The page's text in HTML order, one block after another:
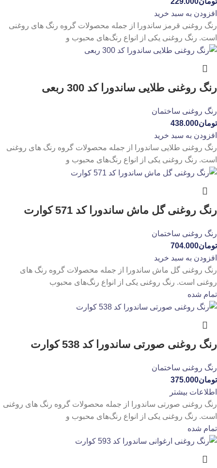
افزودن به سبد خرید
رنگ روغنی قرمز ساندورا از جمله محصولات گروه رنگ های روغنی
است. رنگ روغنی یکی از انواع رنگ‌های محبوب و
رنگ روغنی طلایی ساندورا کد 300 ربعی
رنگ روغنی ساختمان
تومان438.000
افزودن به سبد خرید
رنگ روغنی طلایی ساندورا از جمله محصولات گروه رنگ های روغنی
است. رنگ روغنی یکی از انواع رنگ‌های محبوب و
رنگ روغنی گل ماش ساندورا کد 571 کوارت
رنگ روغنی ساختمان
تومان704.000
افزودن به سبد خرید
رنگ روغنی گل ماش ساندورا از جمله محصولات گروه رنگ های
روغنی است. رنگ روغنی یکی از انواع رنگ‌های محبوب
تمام شده
رنگ روغنی صورتی ساندورا کد 538 کوارت
رنگ روغنی ساختمان
تومان375.000
اطلاعات بیشتر
رنگ روغنی صورتی ساندورا از جمله محصولات گروه رنگ های روغنی
است. رنگ روغنی یکی از انواع رنگ‌های محبوب و
تمام شده